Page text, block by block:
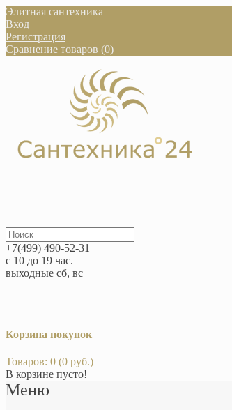
Элитная сантехника
Вход |
Регистрация
Сравнение товаров (0)
+7(499) 490-52-31
с 10 до 19 час.
выходные сб, вс
Корзина покупок
Товаров: 0 (0 руб.)
В корзине пусто!
Меню